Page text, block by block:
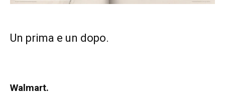
Un prima e un dopo.
Walmart.